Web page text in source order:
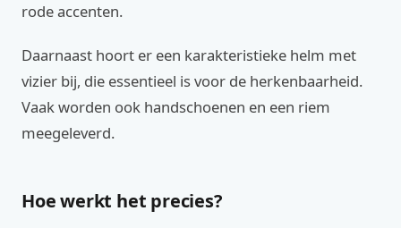
rode accenten.
Daarnaast hoort er een karakteristieke helm met
vizier bij, die essentieel is voor de herkenbaarheid.
Vaak worden ook handschoenen en een riem
meegeleverd.
Hoe werkt het precies?